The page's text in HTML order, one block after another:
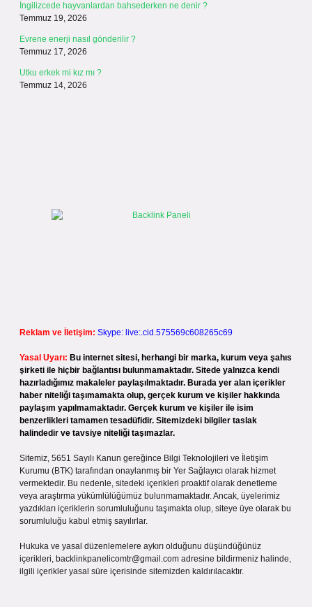
İngilizcede hayvanlardan bahsederken ne denir ?
Temmuz 19, 2026
Evrene enerji nasıl gönderilir ?
Temmuz 17, 2026
Utku erkek mi kız mı ?
Temmuz 14, 2026
Reklam ve İletişim: Skype: live:.cid.575569c608265c69
Yasal Uyarı: Bu internet sitesi, herhangi bir marka, kurum veya şahıs
şirketi ile hiçbir bağlantısı bulunmamaktadır. Sitede yalnızca kendi
hazırladığımız makaleler paylaşılmaktadır. Burada yer alan içerikler
haber niteliği taşımamakta olup, gerçek kurum ve kişiler hakkında
paylaşım yapılmamaktadır. Gerçek kurum ve kişiler ile isim
benzerlikleri tamamen tesadüfidir. Sitemizdeki bilgiler taslak
halindedir ve tavsiye niteliği taşımazlar.
Sitemiz, 5651 Sayılı Kanun gereğince Bilgi Teknolojileri ve İletişim
Kurumu (BTK) tarafından onaylanmış bir Yer Sağlayıcı olarak hizmet
vermektedir. Bu nedenle, sitedeki içerikleri proaktif olarak denetleme
veya araştırma yükümlülüğümüz bulunmamaktadır. Ancak, üyelerimiz
yazdıkları içeriklerin sorumluluğunu taşımakta olup, siteye üye olarak bu
sorumluluğu kabul etmiş sayılırlar.
Hukuka ve yasal düzenlemelere aykırı olduğunu düşündüğünüz
içerikleri, backlinkpanelicomtr@gmail.com adresine bildirmeniz halinde,
ilgili içerikler yasal süre içerisinde sitemizden kaldırılacaktır.